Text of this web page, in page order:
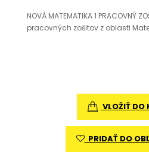
NOVÁ MATEMATIKA 1 PRACOVNÝ
pracovných zošitov z oblasti
VLOŽIŤ DO
PRIDAŤ DO